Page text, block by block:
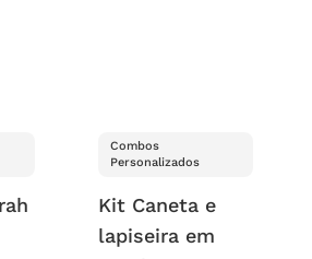
Combos
Personalizados
Kit Caneta e
lapiseira em